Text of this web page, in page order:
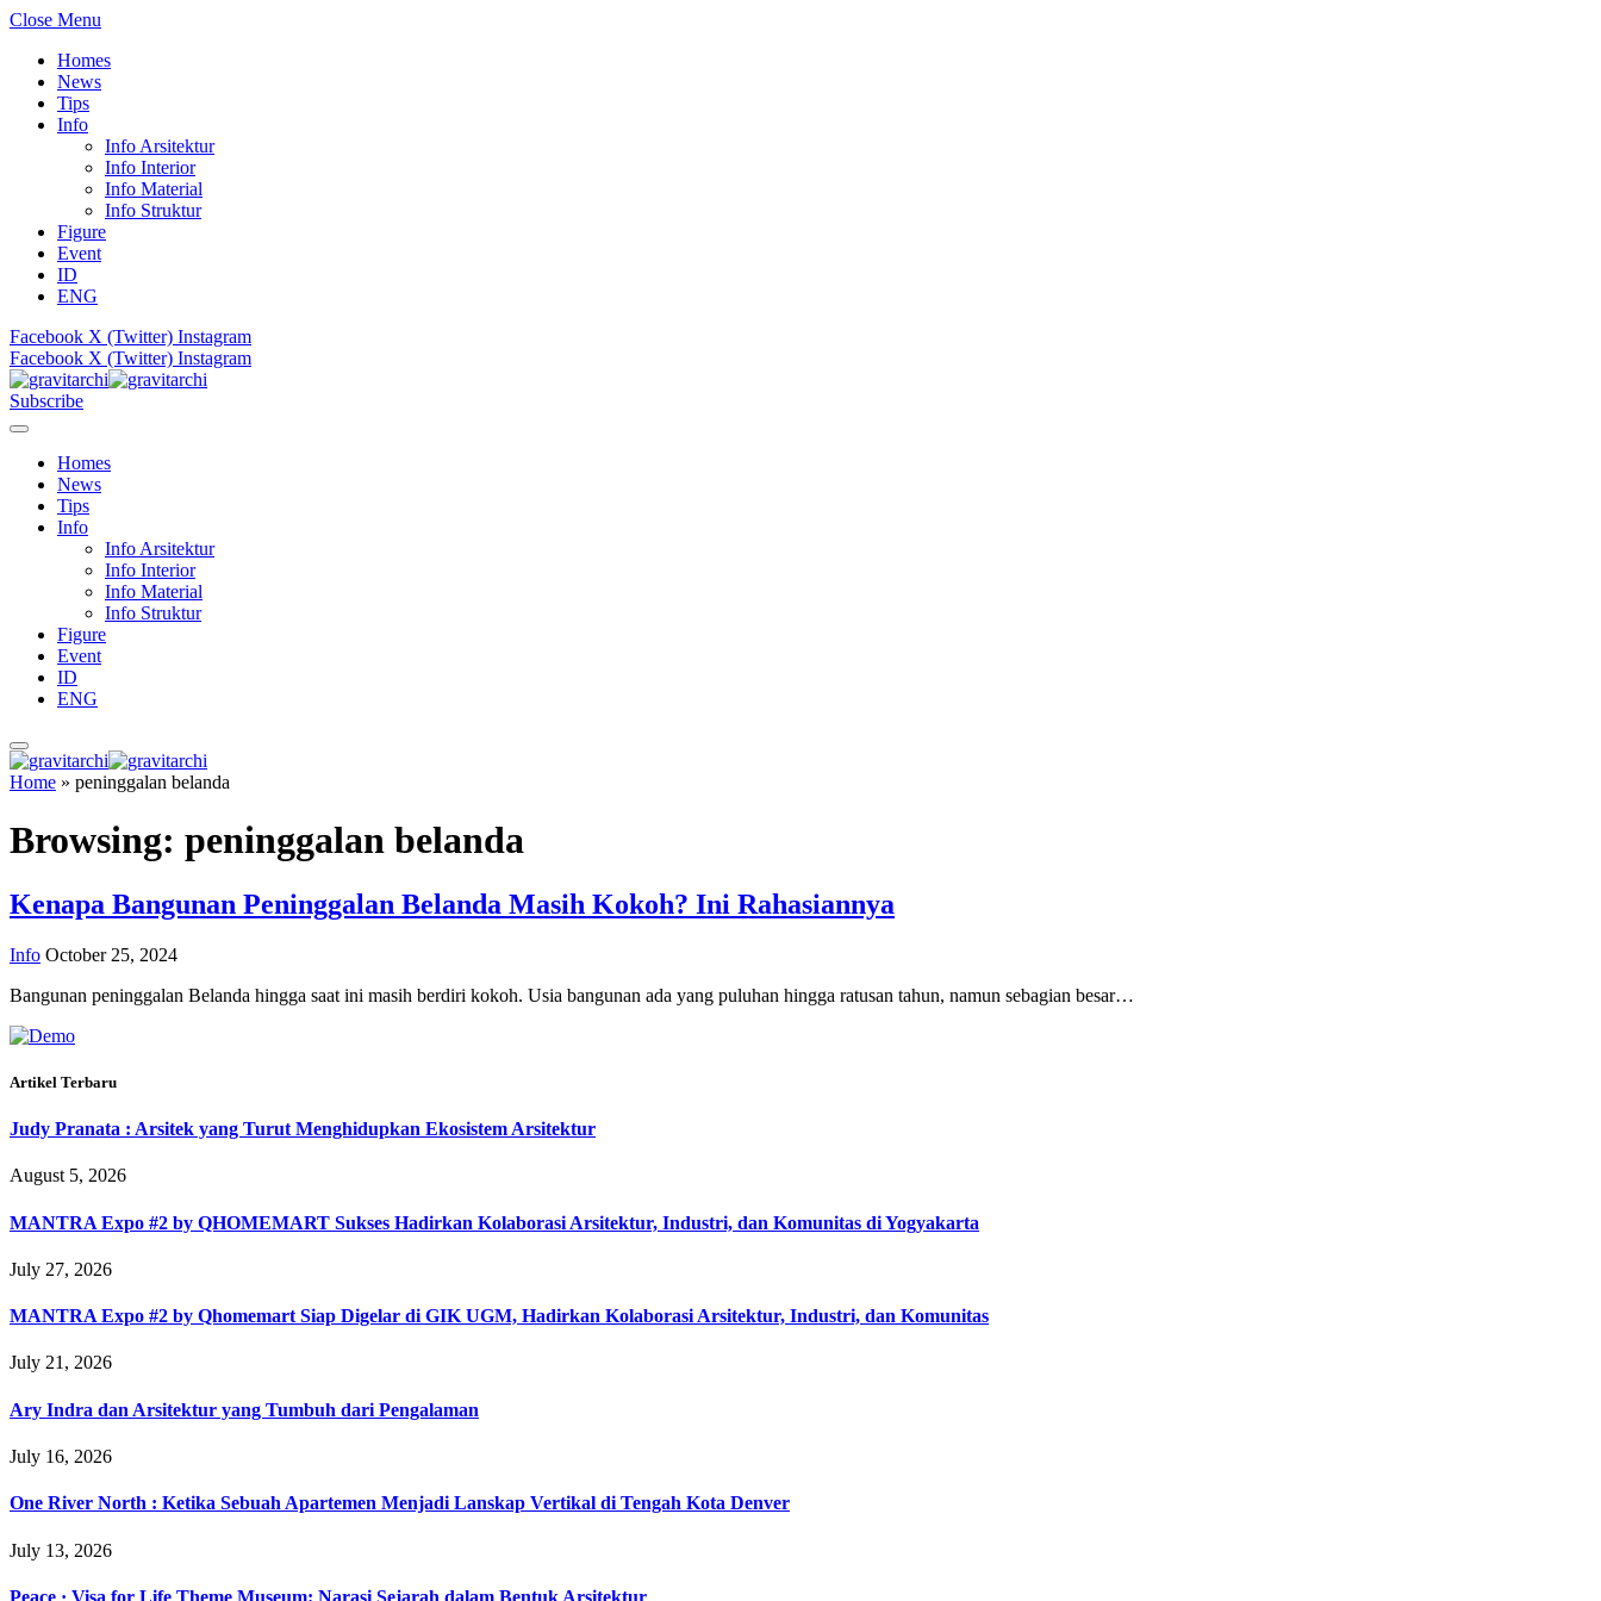
Close Menu
Homes
News
Tips
Info
Info Arsitektur
Info Interior
Info Material
Info Struktur
Figure
Event
ID
ENG
Facebook X (Twitter) Instagram
Facebook X (Twitter) Instagram
Subscribe
Homes
News
Tips
Info
Info Arsitektur
Info Interior
Info Material
Info Struktur
Figure
Event
ID
ENG
Home » peninggalan belanda
Browsing: peninggalan belanda
Kenapa Bangunan Peninggalan Belanda Masih Kokoh? Ini Rahasiannya
Info October 25, 2024
Bangunan peninggalan Belanda hingga saat ini masih berdiri kokoh. Usia bangunan ada yang puluhan hingga ratusan tahun, namun sebagian besar…
Artikel Terbaru
Judy Pranata : Arsitek yang Turut Menghidupkan Ekosistem Arsitektur
August 5, 2026
MANTRA Expo #2 by QHOMEMART Sukses Hadirkan Kolaborasi Arsitektur, Industri, dan Komunitas di Yogyakarta
July 27, 2026
MANTRA Expo #2 by Qhomemart Siap Digelar di GIK UGM, Hadirkan Kolaborasi Arsitektur, Industri, dan Komunitas
July 21, 2026
Ary Indra dan Arsitektur yang Tumbuh dari Pengalaman
July 16, 2026
One River North : Ketika Sebuah Apartemen Menjadi Lanskap Vertikal di Tengah Kota Denver
July 13, 2026
Peace · Visa for Life Theme Museum: Narasi Sejarah dalam Bentuk Arsitektur